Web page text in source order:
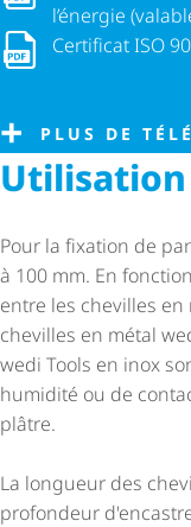
l’énergie
Certificat ISO
Certificat ISO
PLUS DE
Utilisation
Pour la fixation de
à 100 mm. En
entre les chevilles en
chevilles en métal
wedi Tools en inox
humidité ou de
plâtre.
La longueur des
profondeur